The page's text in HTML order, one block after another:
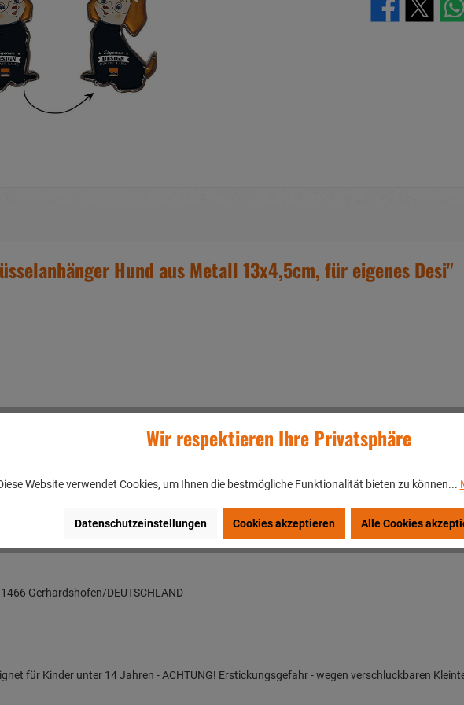
Hund aus Metall 13x4,5cm, für eigenes Desi"
diesen Artikel mit Ihrem eigenen Design anbieten
oder Unterlieferung von bis zu 10% kommen
Gerhardshofen/DEUTSCHLAND
für Kinder unter 14 Jahren - ACHTUNG! Erstickungsgefahr - wegen verschluckbaren
Wir respektieren Ihre Privatsphäre
Website verwendet Cookies, um Ihnen die bestmögliche Funktionalität bieten zu können...
Datenschutzeinstellungen Cookies akzeptieren Alle Cookies